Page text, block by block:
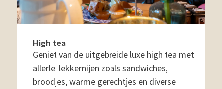
High tea
Geniet van de uitgebreide luxe high tea met
allerlei lekkernijen zoals sandwiches,
broodjes, warme gerechtjes en diverse